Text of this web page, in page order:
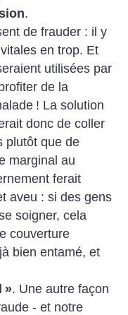
.
de frauder : il y
en trop. Et
utilisées par
de la
! La solution
donc de coller
plutôt que de
marginal au
ferait
aveu : si des gens
soigner, cela
couverture
bien entamé, et
». Une autre façon
- et notre